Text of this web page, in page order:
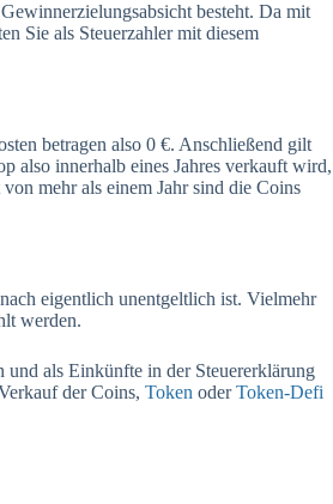
besteht. Da mit
Sie als Steuerzahler mit diesem
betragen also 0 €. Anschließend gilt
also innerhalb eines Jahres verkauft wird,
mehr als einem Jahr sind die Coins
eigentlich unentgeltlich ist. Vielmehr
werden.
als Einkünfte in der Steuererklärung
der Coins, Token oderToken-Defi